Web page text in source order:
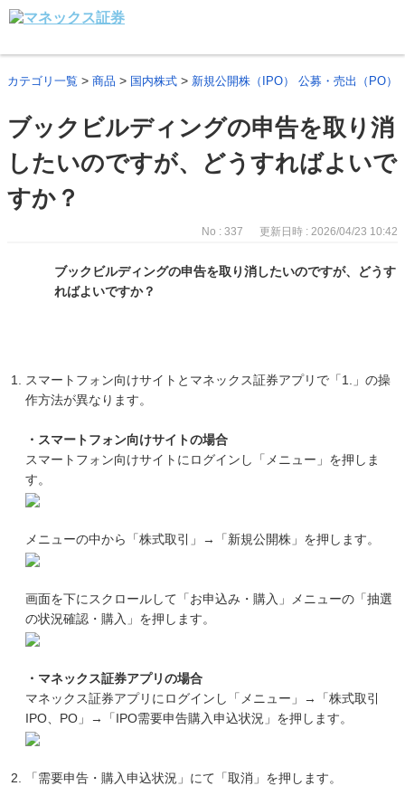
カテゴリ一覧 > 商品 > 国内株式 > 新規公開株（IPO） 公募・売出（PO）
ブックビルディングの申告を取り消
したいのですが、どうすればよいで
すか？
No : 337 更新日時 : 2026/04/23 10:42
ブックビルディングの申告を取り消したいのですが、どうす
ればよいですか？
スマートフォン向けサイトとマネックス証券アプリで「1.」の操
作方法が異なります。
・スマートフォン向けサイトの場合
スマートフォン向けサイトにログインし「メニュー」を押しま
す。
メニューの中から「株式取引」→「新規公開株」を押します。
画面を下にスクロールして「お申込み・購入」メニューの「抽選
の状況確認・購入」を押します。
・マネックス証券アプリの場合
マネックス証券アプリにログインし「メニュー」→「株式取引
IPO、PO」→「IPO需要申告購入申込状況」を押します。
「需要申告・購入申込状況」にて「取消」を押します。